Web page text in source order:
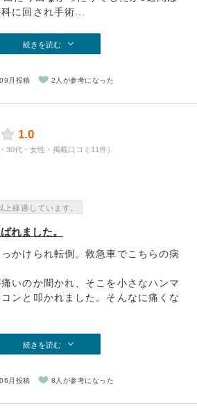
に回され手術...
続きを読む
月投稿 2人が参考になった
1.0
30代・女性・掲載口コミ11件）
上経過しています。
れました。
かけられ転倒。救急車でこちらの病
いのか聞かれ、そこを小さなハンマ
ンと叩かれました。そんなに痛くな
続きを読む
月投稿 8人が参考になった